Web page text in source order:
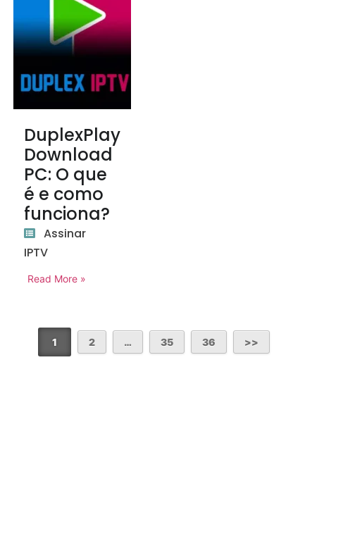
DuplexPlay
Download
PC: O que
é e como
funciona?
Assinar
IPTV
Read More »
1 2 … 35 36